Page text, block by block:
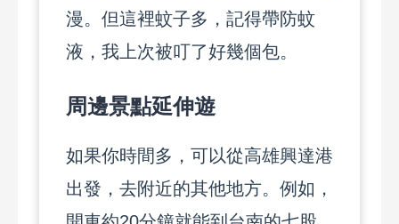
漫。但這裡蚊子多，記得帶防蚊
液，我上次被叮了好幾個包。
周邊景點延伸遊
如果你時間多，可以從高雄興達港
出發，去附近的其他地方。例如，